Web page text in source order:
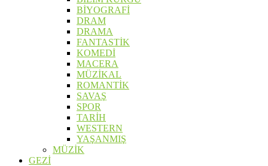
BİYOGRAFİ
DRAM
DRAMA
FANTASTİK
KOMEDİ
MACERA
MÜZİKAL
ROMANTİK
SAVAŞ
SPOR
TARİH
WESTERN
YAŞANMIŞ
MÜZİK
GEZİ